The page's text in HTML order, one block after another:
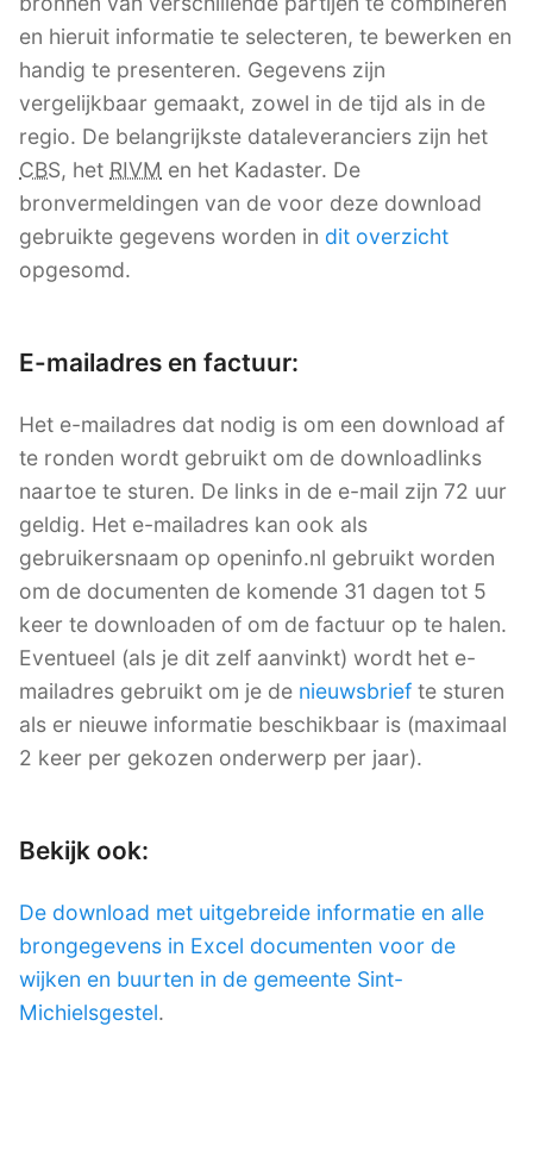
en hieruit informatie te selecteren, te bewerken en
handig te presenteren. Gegevens zijn
vergelijkbaar gemaakt, zowel in de tijd als in de
regio. De belangrijkste dataleveranciers zijn het
CBS, het RIVM en het Kadaster. De
bronvermeldingen van de voor deze download
gebruikte gegevens worden in dit overzicht
opgesomd.
E-mailadres en factuur:
Het e-mailadres dat nodig is om een download af
te ronden wordt gebruikt om de downloadlinks
naartoe te sturen. De links in de e-mail zijn 72 uur
geldig. Het e-mailadres kan ook als
gebruikersnaam op openinfo.nl gebruikt worden
om de documenten de komende 31 dagen tot 5
keer te downloaden of om de factuur op te halen.
Eventueel (als je dit zelf aanvinkt) wordt het e-
mailadres gebruikt om je de nieuwsbrief te sturen
als er nieuwe informatie beschikbaar is (maximaal
2 keer per gekozen onderwerp per jaar).
Bekijk ook:
De download met uitgebreide informatie en alle
brongegevens in Excel documenten voor de
wijken en buurten in de gemeente Sint-
Michielsgestel.